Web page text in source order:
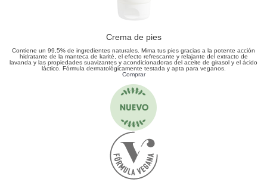
Crema de pies
Contiene un 99,5% de ingredientes naturales. Mima tus pies gracias a la potente acción
hidratante de la manteca de karité, el efecto refrescante y relajante del extracto de
lavanda y las propiedades suavizantes y acondicionadoras del aceite de girasol y el ácido
láctico. Fórmula dermatológicamente testada y apta para veganos.
Comprar